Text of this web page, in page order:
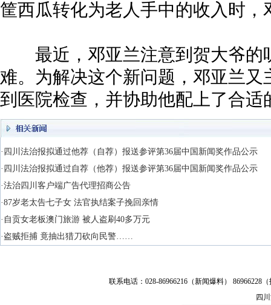
筐西瓜转化为老人手中的收入时
最近，邓亚兰注意到贺大爷的
难。为解决这个新问题，邓亚兰又
到医院检查，并协助他配上了合适
·四川法治报拟通过他荐（自荐）报送参评第36届中国新闻奖作品公示
·四川法治报拟通过自荐（他荐）报送参评第36届中国新闻奖作品公示
·法治四川客户端广告代理招商公告
·87岁老太告七子女 法官执结案子挽回亲情
·自贡女老板澳门旅游 被人盗刷40多万元
·盗贼拒捕 竟抽出猎刀砍向民警……
联系电话：028-86966216（新闻爆料） 86966228
四